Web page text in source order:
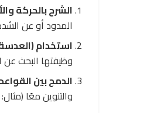
الشرح بالحركة
المدود أو عن
استخدام
وظيفتها البحث عن
الدمج بين
والتنوين معًا